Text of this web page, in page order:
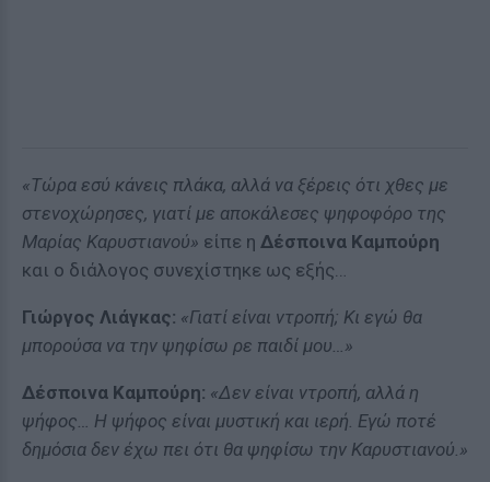
«Τώρα εσύ κάνεις πλάκα, αλλά να ξέρεις ότι χθες με
στενοχώρησες, γιατί με αποκάλεσες ψηφοφόρο της
Μαρίας Καρυστιανού» είπε η Δέσποινα Καμπούρη
και ο διάλογος συνεχίστηκε ως εξής…
Γιώργος Λιάγκας: «Γιατί είναι ντροπή; Κι εγώ θα
μπορούσα να την ψηφίσω ρε παιδί μου…»
Δέσποινα Καμπούρη: «Δεν είναι ντροπή, αλλά η
ψήφος… Η ψήφος είναι μυστική και ιερή. Εγώ ποτέ
δημόσια δεν έχω πει ότι θα ψηφίσω την Καρυστιανού.»